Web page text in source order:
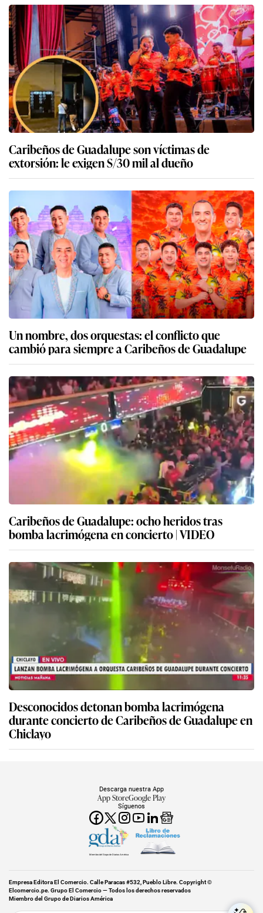
Caribeños de Guadalupe son víctimas de
extorsión: le exigen S/30 mil al dueño
Un nombre, dos orquestas: el conflicto que
cambió para siempre a Caribeños de Guadalupe
Caribeños de Guadalupe: ocho heridos tras
bomba lacrimógena en concierto | VIDEO
Desconocidos detonan bomba lacrimógena
durante concierto de Caribeños de Guadalupe en
Chiclayo
Síguenos
Descarga nuestra App
App StoreGoogle Play
Miembro del Grupo de Diarios América
Empresa Editora El Comercio. Calle Paracas #532, Pueblo Libre. Copyright ©
Elcomercio.pe. Grupo El Comercio — Todos los derechos reservados
Miembro del Grupo de Diarios América